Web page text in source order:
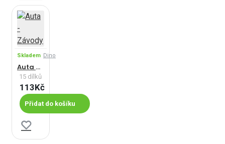
Skladem Dino
Auta - Závody
15 dílků
113Kč
Přidat do košíku